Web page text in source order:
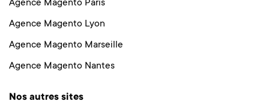
Agence Magento Paris
Agence Magento Lyon
Agence Magento Marseille
Agence Magento Nantes
Nos autres sites